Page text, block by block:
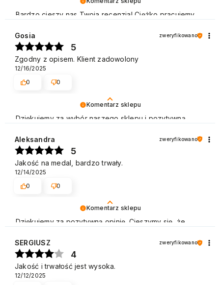
Bardzo cieszy nas Twoja recenzja! Ciężko pracujemy,
jesteśmy zadowoleni, że nam się udało. Mamy nadzieję,
że do nas wrócisz :) Pozdrawiamy
Komentarz sklepu
Dziękujemy za wybór naszego sklepu i pozytywną
sklepie! Pozdrawiamy
Gosia zweryfikowano
5
Zgodny z opisem. Klient zadowolony
12/16/2025
0
0
Komentarz sklepu
Dziękujemy za pozytywną opinię. Cieszymy się, że
ponownych zakupów w naszym sklepie. Pozdrawiamy
Aleksandra zweryfikowano
5
Jakość na medal, bardzo trwały.
12/14/2025
0
0
SERGIUSZ zweryfikowano
4
Jakość i trwałość jest wysoka.
12/12/2025